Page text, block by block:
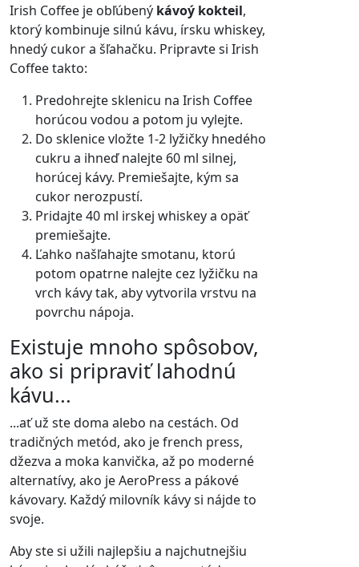
Irish Coffee je obľúbený kávoý kokteil,
ktorý kombinuje silnú kávu, írsku whiskey,
hnedý cukor a šľahačku. Pripravte si Irish
Coffee takto:
Predohrejte sklenicu na Irish Coffee
horúcou vodou a potom ju vylejte.
Do sklenice vložte 1-2 lyžičky hnedého
cukru a ihneď nalejte 60 ml silnej,
horúcej kávy. Premiešajte, kým sa
cukor nerozpustí.
Pridajte 40 ml irskej whiskey a opäť
premiešajte.
Ľahko našľahajte smotanu, ktorú
potom opatrne nalejte cez lyžičku na
vrch kávy tak, aby vytvorila vrstvu na
povrchu nápoja.
Existuje mnoho spôsobov,
ako si pripraviť lahodnú
kávu...
...ať už ste doma alebo na cestách. Od
tradičných metód, ako je french press,
džezva a moka kanvička, až po moderné
alternatívy, ako je AeroPress a pákové
kávovary. Každý milovník kávy si nájde to
svoje.
Aby ste si užili najlepšiu a najchutnejšiu